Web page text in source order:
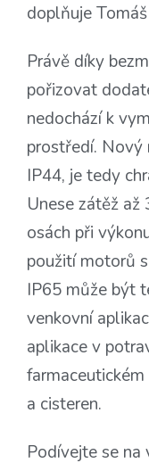
doplňuje
Právě díky
pořizovat
nedochází k
prostředí.
IP44, je tedy
Unese zátěž
osách při
použití motorů
IP65 může být
venkovní
aplikace v
a cisteren.
Podívejte se na